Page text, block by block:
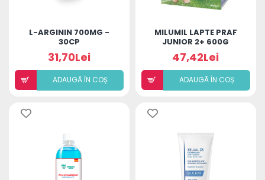
L-ARGININ 700MG -
30CP
31,70Lei
ADAUGÃ ÎN COȘ
MILUMIL LAPTE PRAF
JUNIOR 2+ 600G
47,42Lei
ADAUGÃ ÎN COȘ